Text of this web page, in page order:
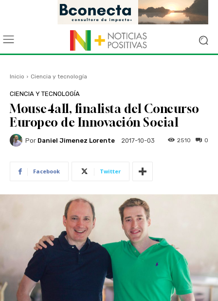
Inicio Ciencia y tecnología
CIENCIA Y TECNOLOGÍA
Mouse4all, finalista del Concurso
Europeo de Innovación Social
Por Daniel Jimenez Lorente 2017-10-03 0
2510
Facebook Twitter